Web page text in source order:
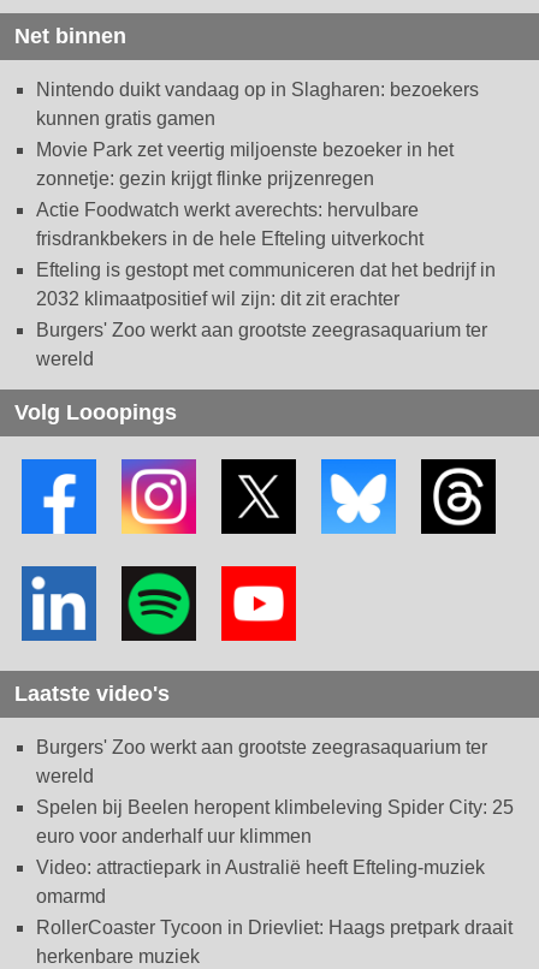
Net binnen
Nintendo duikt vandaag op in Slagharen: bezoekers
kunnen gratis gamen
Movie Park zet veertig miljoenste bezoeker in het
zonnetje: gezin krijgt flinke prijzenregen
Actie Foodwatch werkt averechts: hervulbare
frisdrankbekers in de hele Efteling uitverkocht
Efteling is gestopt met communiceren dat het bedrijf in
2032 klimaatpositief wil zijn: dit zit erachter
Burgers' Zoo werkt aan grootste zeegrasaquarium ter
wereld
Volg Looopings
Laatste video's
Burgers' Zoo werkt aan grootste zeegrasaquarium ter
wereld
Spelen bij Beelen heropent klimbeleving Spider City: 25
euro voor anderhalf uur klimmen
Video: attractiepark in Australië heeft Efteling-muziek
omarmd
RollerCoaster Tycoon in Drievliet: Haags pretpark draait
herkenbare muziek